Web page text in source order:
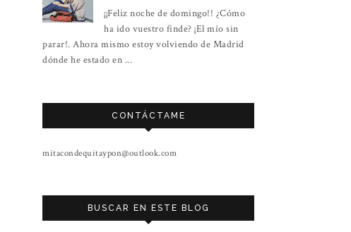
¡¡Feliz noche de domingo!! ¿Cómo
ha ido vuestro finde? ¡El mío sin
parar!. Ahora mismo estoy volviendo de Madrid
dónde he estado en ...
CONTÁCTAME
mitacondequitaypon@outlook.com
BUSCAR EN ESTE BLOG